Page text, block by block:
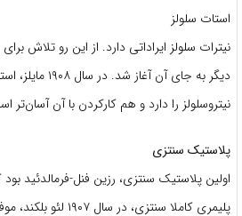
استات سلولز
نیترات سلولز ایراداتی دارد. از این رو تلاش
دیگر به جای آن
نیتروسلولز را دارد و هم کارکردن با آن
پلاستیک سنتزی
اولین پلاستیک سنتزی، رزین فنل-فرمالدئید
پلیمری کاملا سنتزی،